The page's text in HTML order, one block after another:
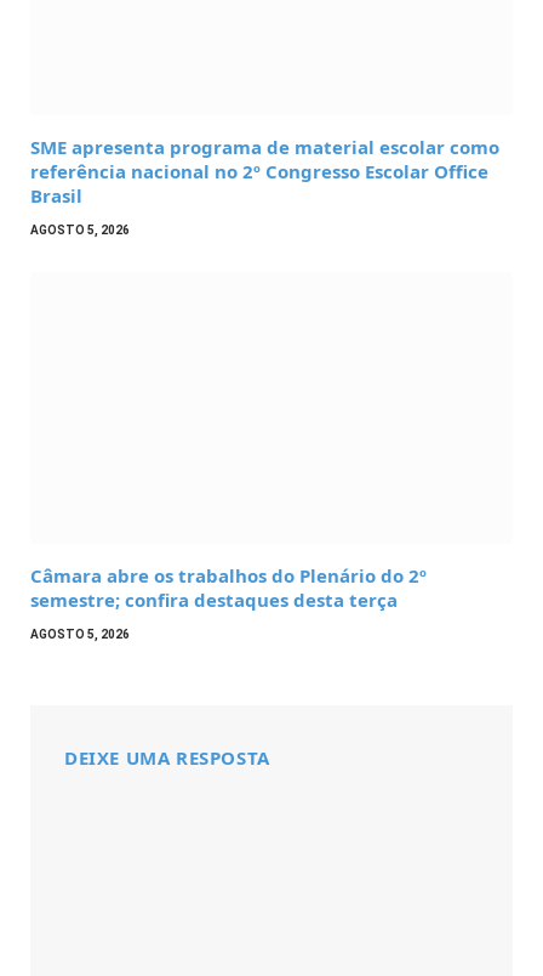
SME apresenta programa de material escolar como
referência nacional no 2º Congresso Escolar Office
Brasil
AGOSTO 5, 2026
Câmara abre os trabalhos do Plenário do 2º
semestre; confira destaques desta terça
AGOSTO 5, 2026
DEIXE UMA RESPOSTA